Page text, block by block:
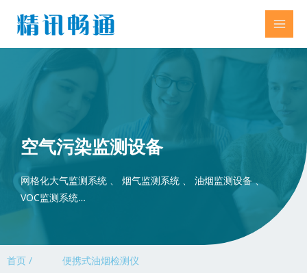
空气污染监测设备
网格化大气监测系统 、 烟气监测系统 、 油烟监测设备 、
VOC监测系统…
首页 / 便携式油烟检测仪